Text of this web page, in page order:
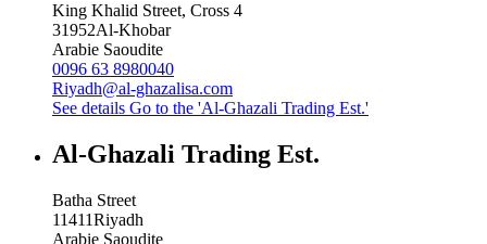
King Khalid Street, Cross 4
31952Al-Khobar
Arabie Saoudite
0096 63 8980040
Riyadh@al-ghazalisa.com
See details Go to the 'Al-Ghazali Trading Est.'
Al-Ghazali Trading Est.
Batha Street
11411Riyadh
Arabie Saoudite